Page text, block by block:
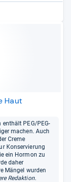
Haut
enthält PEG/PEG-
machen. Auch
Creme
Konservierung
ein Hormon zu
daher
Mängel wurden
Redaktion.